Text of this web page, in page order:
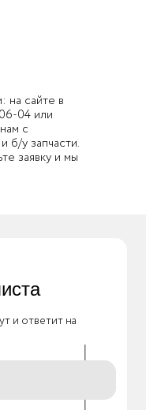
сайте в
04 или
с
б/у запчасти.
заявку и мы
и ответит на